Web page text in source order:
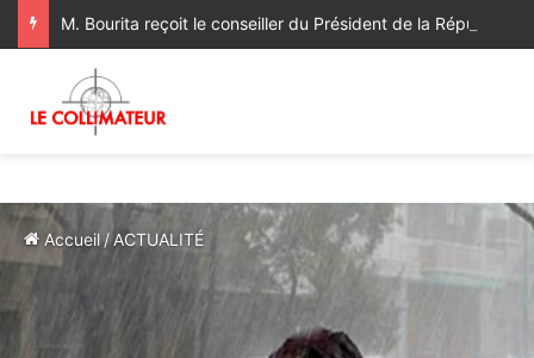
Accueil/ ACTUALITÉ